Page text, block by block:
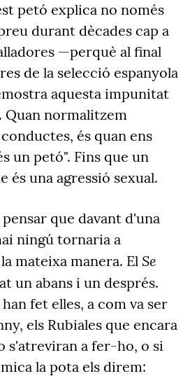
petó explica no només
durant dècades cap a
—perquè al final
de la selecció espanyola
aquesta impunitat
Quan normalitzem
és quan ens
un petó". Fins que un
és una agressió sexual.
que davant d'una
ningú tornaria a
mateixa manera. El Se
un abans i un després.
fet elles, a com va ser
els Rubiales que encara
s'atreviran a fer-ho, o si
la pota els direm: